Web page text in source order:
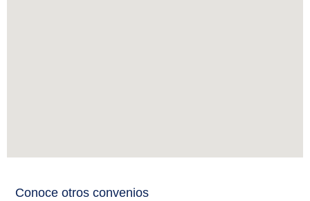
Conoce otros convenios